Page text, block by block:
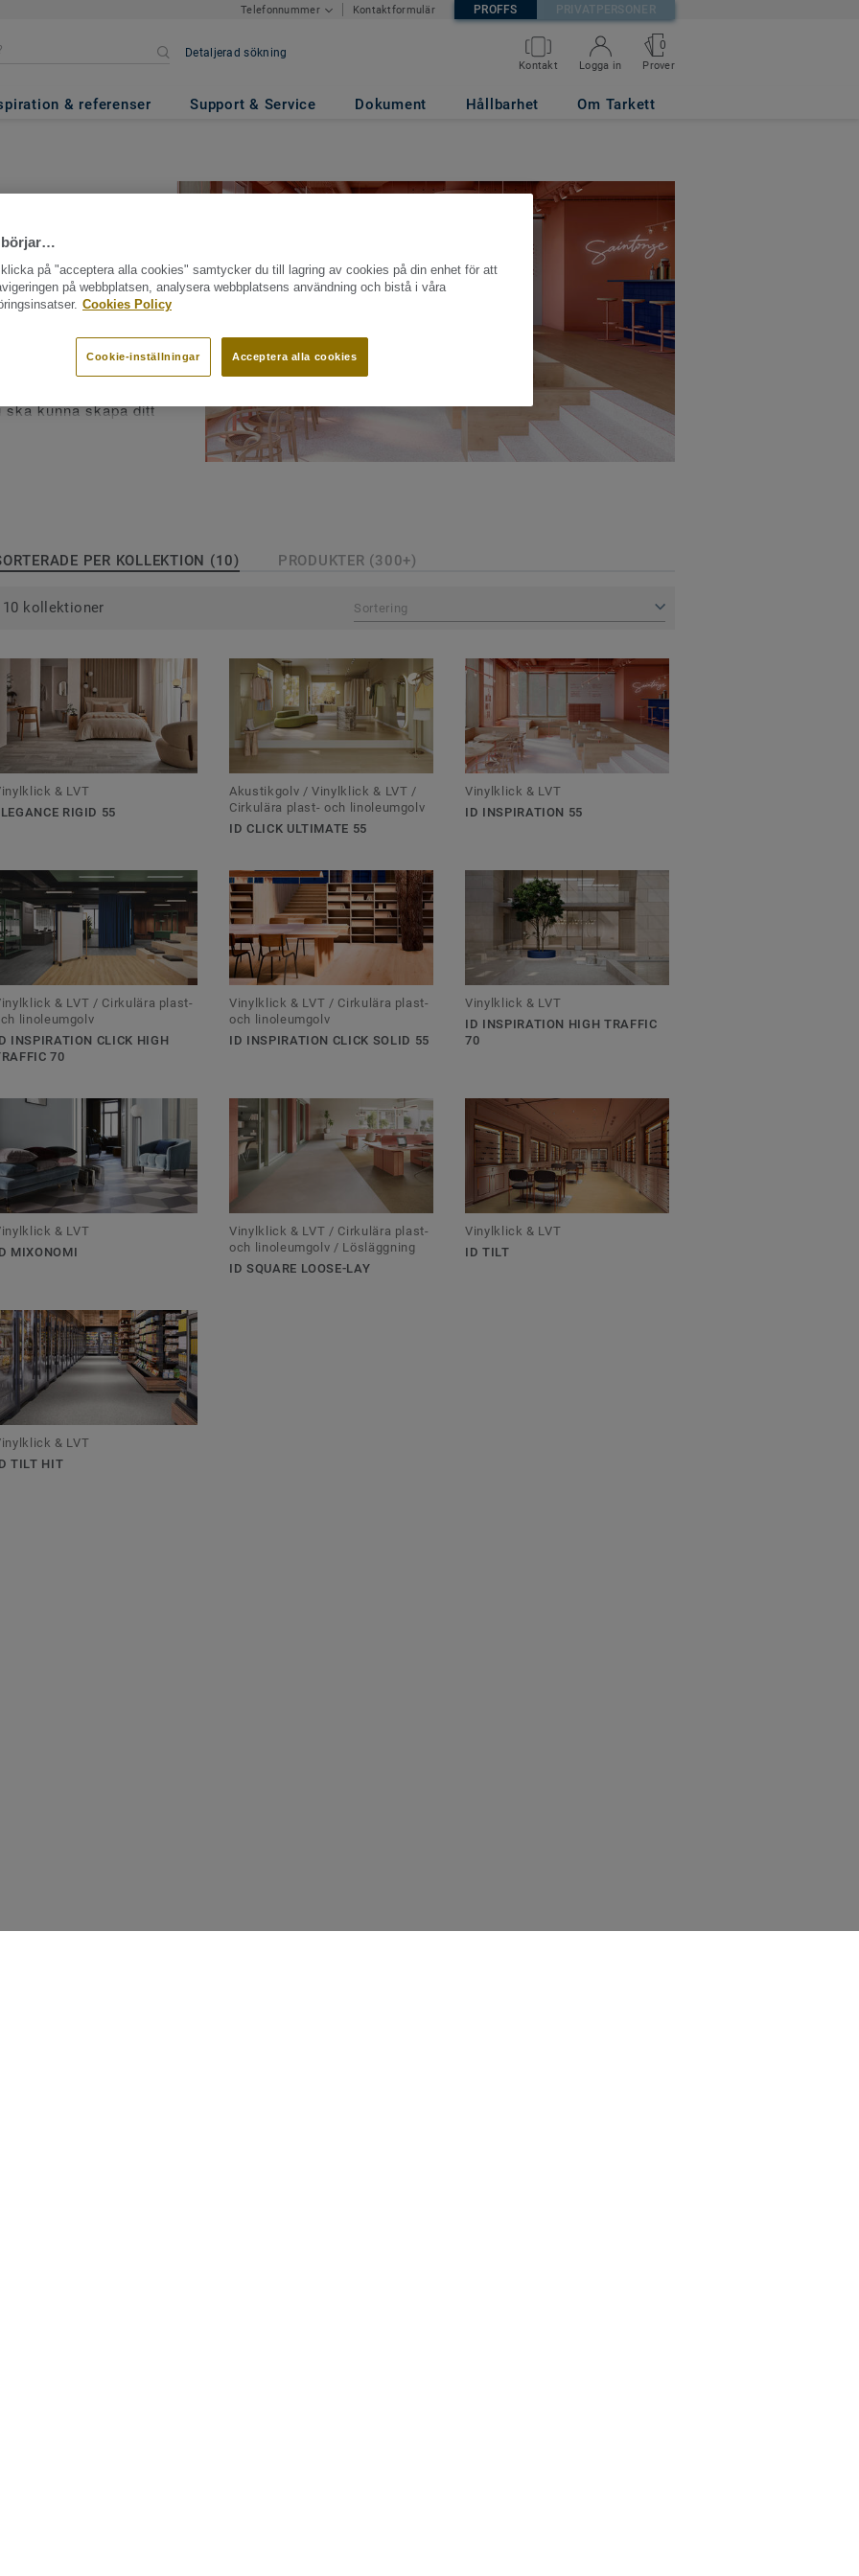
Telefonnummer Kontaktformulär PROFFS PRIVATPERSONER
Detaljerad sökning
Kontakt Logga in
0
Prover
& referenser Support & Service Dokument Hållbarhet Om Tarkett
i en mängd olika
kollektioner går att
ska kunna skapa ditt
PER KOLLEKTION (10) PRODUKTER (300+)
10 kollektioner Sortering
& LVT
RIGID 55
Akustikgolv / Vinylklick & LVT /
Cirkulära plast- och linoleumgolv
ID CLICK ULTIMATE 55
Vinylklick & LVT
ID INSPIRATION 55
& LVT / Cirkulära plast-
linoleumgolv
INSPIRATION CLICK HIGH
70
Vinylklick & LVT / Cirkulära plast-
och linoleumgolv
ID INSPIRATION CLICK SOLID 55
Vinylklick & LVT
ID INSPIRATION HIGH TRAFFIC
70
& LVT
MIXONOMI
Vinylklick & LVT / Cirkulära plast-
och linoleumgolv / Lösläggning
ID SQUARE LOOSE-LAY
Vinylklick & LVT
ID TILT
& LVT
TILT HIT
börjar…
på "acceptera alla cookies" samtycker du till lagring av cookies på din enhet för att
på webbplatsen, analysera webbplatsens användning och bistå i våra
Cookies Policy
Acceptera alla cookies
Cookie-inställningar